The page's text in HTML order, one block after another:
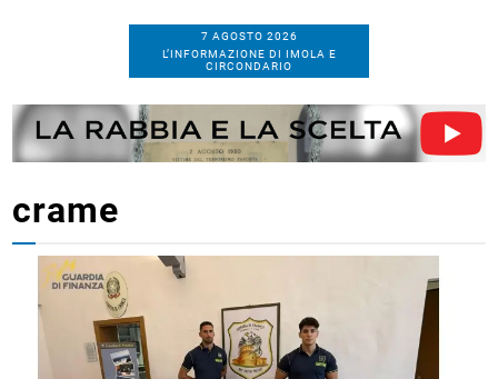
7 AGOSTO 2026
L’INFORMAZIONE DI IMOLA E
CIRCONDARIO
crame